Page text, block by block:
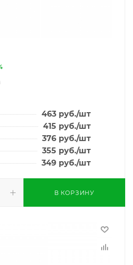
463 руб./шт
415 руб./шт
376 руб./шт
355 руб./шт
349 руб./шт
В КОРЗИНУ